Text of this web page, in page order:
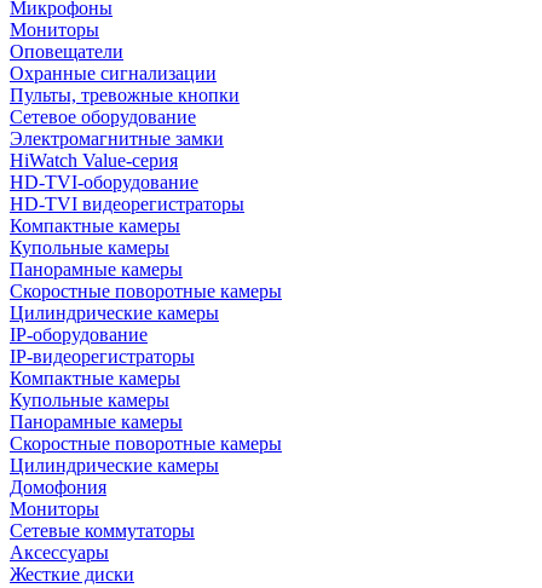
Микрофоны
Мониторы
Оповещатели
Охранные сигнализации
Пульты, тревожные кнопки
Сетевое оборудование
Электромагнитные замки
HiWatch Value-серия
HD-TVI-оборудование
HD-TVI видеорегистраторы
Компактные камеры
Купольные камеры
Панорамные камеры
Скоростные поворотные камеры
Цилиндрические камеры
IP-оборудование
IP-видеорегистраторы
Компактные камеры
Купольные камеры
Панорамные камеры
Скоростные поворотные камеры
Цилиндрические камеры
Домофония
Мониторы
Сетевые коммутаторы
Аксессуары
Жесткие диски